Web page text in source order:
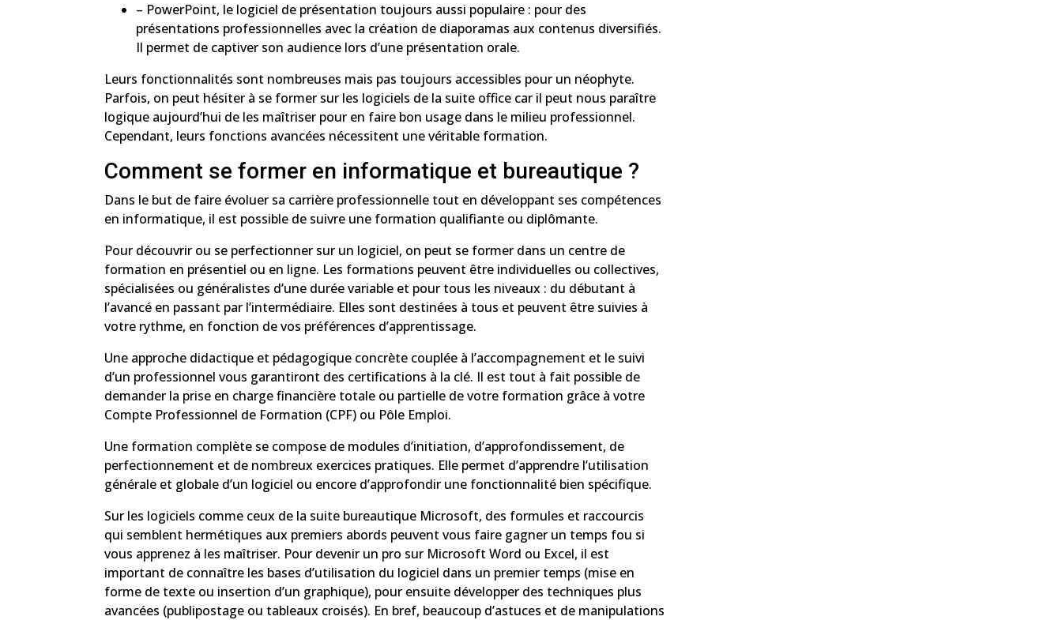
– PowerPoint, le logiciel de présentation toujours aussi populaire : pour des
présentations professionnelles avec la création de diaporamas aux contenus diversifiés.
Il permet de captiver son audience lors d’une présentation orale.
Leurs fonctionnalités sont nombreuses mais pas toujours accessibles pour un néophyte.
Parfois, on peut hésiter à se former sur les logiciels de la suite office car il peut nous paraître
logique aujourd’hui de les maîtriser pour en faire bon usage dans le milieu professionnel.
Cependant, leurs fonctions avancées nécessitent une véritable formation.
Comment se former en informatique et bureautique ?
Dans le but de faire évoluer sa carrière professionnelle tout en développant ses compétences
en informatique, il est possible de suivre une formation qualifiante ou diplômante.
Pour découvrir ou se perfectionner sur un logiciel, on peut se former dans un centre de
formation en présentiel ou en ligne. Les formations peuvent être individuelles ou collectives,
spécialisées ou généralistes d’une durée variable et pour tous les niveaux : du débutant à
l’avancé en passant par l’intermédiaire. Elles sont destinées à tous et peuvent être suivies à
votre rythme, en fonction de vos préférences d’apprentissage.
Une approche didactique et pédagogique concrète couplée à l’accompagnement et le suivi
d’un professionnel vous garantiront des certifications à la clé. Il est tout à fait possible de
demander la prise en charge financière totale ou partielle de votre formation grâce à votre
Compte Professionnel de Formation (CPF) ou Pôle Emploi.
Une formation complète se compose de modules d’initiation, d’approfondissement, de
perfectionnement et de nombreux exercices pratiques. Elle permet d’apprendre l’utilisation
générale et globale d’un logiciel ou encore d’approfondir une fonctionnalité bien spécifique.
Sur les logiciels comme ceux de la suite bureautique Microsoft, des formules et raccourcis
qui semblent hermétiques aux premiers abords peuvent vous faire gagner un temps fou si
vous apprenez à les maîtriser. Pour devenir un pro sur Microsoft Word ou Excel, il est
important de connaître les bases d’utilisation du logiciel dans un premier temps (mise en
forme de texte ou insertion d’un graphique), pour ensuite développer des techniques plus
avancées (publipostage ou tableaux croisés). En bref, beaucoup d’astuces et de manipulations